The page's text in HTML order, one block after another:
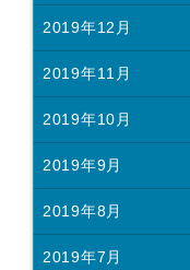
2019年12月
2019年11月
2019年10月
2019年9月
2019年8月
2019年7月